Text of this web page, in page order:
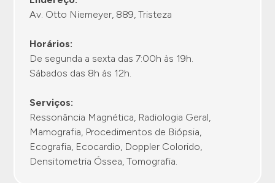
Av. Otto Niemeyer, 889, Tristeza
Horários:
De segunda a sexta das 7:00h às 19h.
Sábados das 8h às 12h.
Serviços:
Ressonância Magnética, Radiologia Geral,
Mamografia, Procedimentos de Biópsia,
Ecografia, Ecocardio, Doppler Colorido,
Densitometria Óssea, Tomografia.